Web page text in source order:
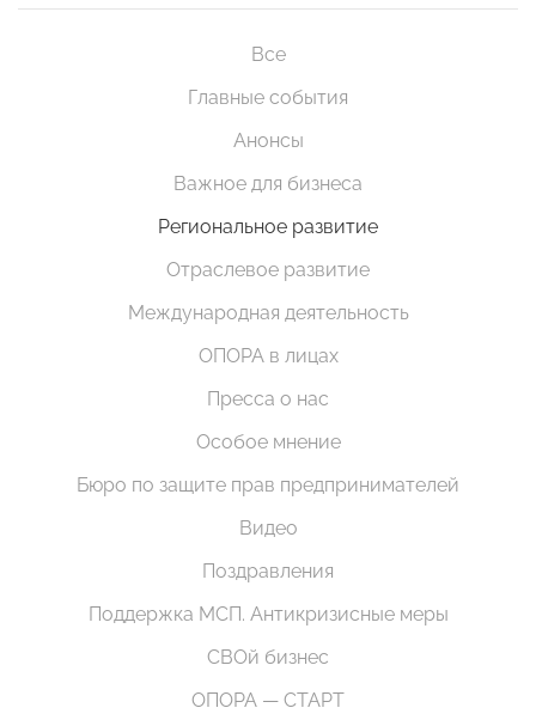
Все
Главные события
Анонсы
Важное для бизнеса
Региональное развитие
Отраслевое развитие
Международная деятельность
ОПОРА в лицах
Пресса о нас
Особое мнение
Бюро по защите прав предпринимателей
Видео
Поздравления
Поддержка МСП. Антикризисные меры
СВОй бизнес
ОПОРА — СТАРТ